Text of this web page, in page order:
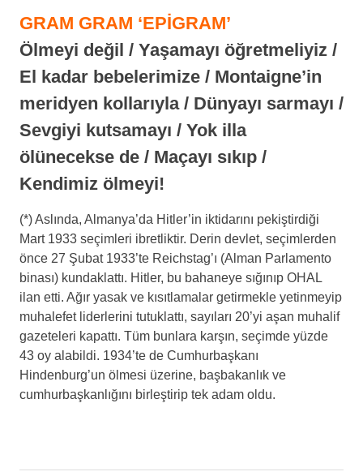
GRAM GRAM ‘EPİGRAM’
Ölmeyi değil / Yaşamayı öğretmeliyiz /
El kadar bebelerimize / Montaigne’in
meridyen kollarıyla / Dünyayı sarmayı /
Sevgiyi kutsamayı / Yok illa
ölünecekse de / Maçayı sıkıp /
Kendimiz ölmeyi!
(*) Aslında, Almanya’da Hitler’in iktidarını pekiştirdiği
Mart 1933 seçimleri ibretliktir. Derin devlet, seçimlerden
önce 27 Şubat 1933’te Reichstag’ı (Alman Parlamento
binası) kundaklattı. Hitler, bu bahaneye sığınıp OHAL
ilan etti. Ağır yasak ve kısıtlamalar getirmekle yetinmeyip
muhalefet liderlerini tutuklattı, sayıları 20’yi aşan muhalif
gazeteleri kapattı. Tüm bunlara karşın, seçimde yüzde
43 oy alabildi. 1934’te de Cumhurbaşkanı
Hindenburg’un ölmesi üzerine, başbakanlık ve
cumhurbaşkanlığını birleştirip tek adam oldu.